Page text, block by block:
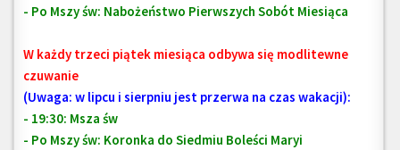
- Po Mszy św: Nabożeństwo Pierwszych Sobót Miesiąca
W każdy trzeci piątek miesiąca odbywa się modlitewne
czuwanie
(Uwaga: w lipcu i sierpniu jest przerwa na czas wakacji):
- 19:30: Msza św
- Po Mszy św: Koronka do Siedmiu Boleści Maryi